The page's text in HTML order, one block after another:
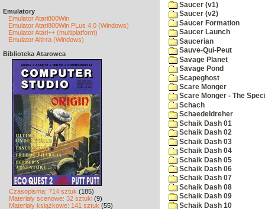
Emulatory
Emulator Atari800Win
Emulator Atari800Win PLus 4.0 (Windows)
Emulator Atari++ (multiplatform)
Emulator Altirra (Windows)
Biblioteka Atarowca
Czasopisma: 714 sztuk (185)
Materiały scenowe: 32 sztuki (9)
Materiały książkowe: 141 sztuk (55)
Saucer (v1)
Saucer (v2)
Saucer Formation
Saucer Launch
Saucerian
Sauve-Qui-Peut
Savage Planet
Savage Pond
Scapeghost
Scare Monger
Scare Monger - The
Schach
Schaedeldreher
Schaik Dash 01
Schaik Dash 02
Schaik Dash 03
Schaik Dash 04
Schaik Dash 05
Schaik Dash 06
Schaik Dash 07
Schaik Dash 08
Schaik Dash 09
Schaik Dash 10